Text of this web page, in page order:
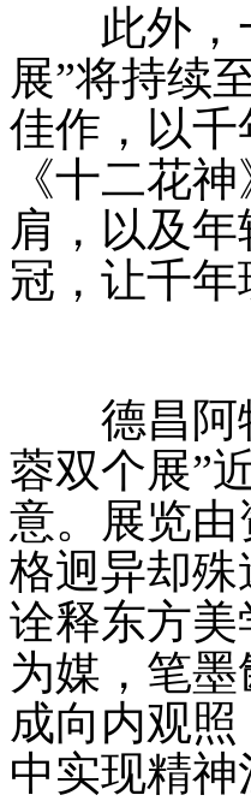
此外，一
展”将持续
佳作，以
《十二花
肩，以及
冠，让千
德昌阿特
蓉双个展”
意。展览
格迥异却殊
诠释东方
为媒，笔
成向内观
中实现精